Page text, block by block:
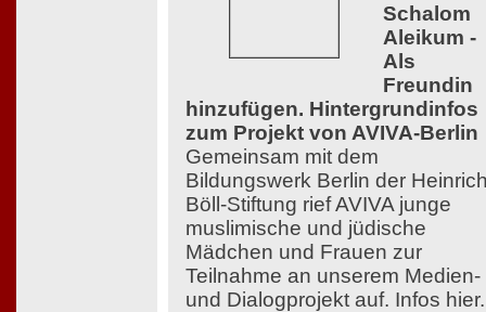
Schalom
Aleikum -
Als
Freundin
hinzufügen. Hintergrundinfos
zum Projekt von AVIVA-Berlin
Gemeinsam mit dem
Bildungswerk Berlin der
Böll-Stiftung rief AVIVA junge
muslimische und jüdische
Mädchen und Frauen zur
Teilnahme an unserem Medien-
und Dialogprojekt auf. Infos